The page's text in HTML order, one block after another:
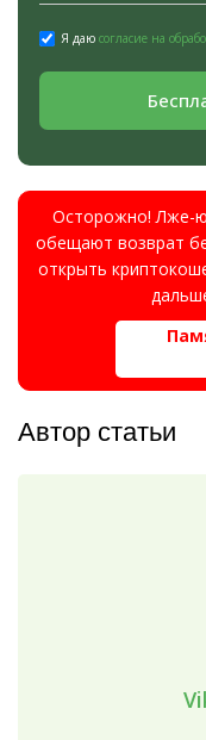
Я даю согласие на
Осторожно! Лже-
обещают возврат
открыть
Автор статьи